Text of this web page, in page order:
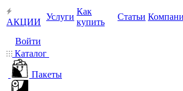
АКЦИИ
Услуги
Как
купить
Статьи
Войти
Каталог
Пакеты